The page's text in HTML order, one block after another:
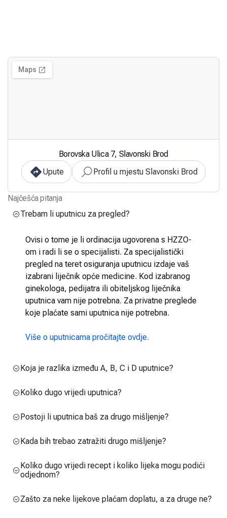
Borovska Ulica 7, Slavonski Brod
Upute
Profil u mjestu Slavonski Brod
Najčešća pitanja
Trebam li uputnicu za pregled?
Ovisi o tome je li ordinacija ugovorena s HZZO-
om i radi li se o specijalisti. Za specijalistički
pregled na teret osiguranja uputnicu izdaje vaš
izabrani liječnik opće medicine. Kod izabranog
ginekologa, pedijatra ili obiteljskog liječnika
uputnica vam nije potrebna. Za privatne preglede
koje plaćate sami uputnica nije potrebna.
Više o uputnicama pročitajte ovdje.
Koja je razlika između A, B, C i D uputnice?
Koliko dugo vrijedi uputnica?
Postoji li uputnica baš za drugo mišljenje?
Kada bih trebao zatražiti drugo mišljenje?
Koliko dugo vrijedi recept i koliko lijeka mogu podići
odjednom?
Zašto za neke lijekove plaćam doplatu, a za druge ne?